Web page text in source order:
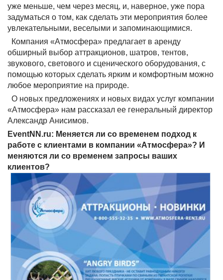
уже меньше, чем через месяц, и, наверное, уже пора
задуматься о том, как сделать эти мероприятия более
увлекательными, веселыми и запоминающимися.
Компания «Атмосфера» предлагает в аренду
обширный выбор аттракционов, шатров, тентов,
звукового, светового и сценического оборудования, с
помощью которых сделать ярким и комфортным можно
любое мероприятие на природе.
О новых предложениях и новых видах услуг компании
«Атмосфера» нам рассказал ее генеральный директор
Александр Анисимов.
EventNN.ru: Меняется ли со временем подход к
работе с клиентами в компании «Атмосфера»? И
меняются ли со временем запросы ваших
клиентов?